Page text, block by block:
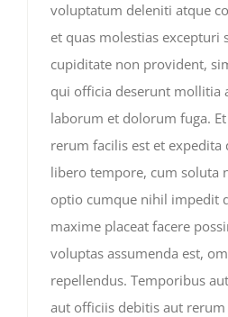
voluptatum deleniti atque
et quas molestias excepturi
cupiditate non provident,
qui officia deserunt mollitia
laborum et dolorum fuga.
rerum facilis est et expedita
libero tempore, cum soluta
optio cumque nihil impedit
maxime placeat facere
voluptas assumenda est,
repellendus. Temporibus
aut officiis debitis aut rerum